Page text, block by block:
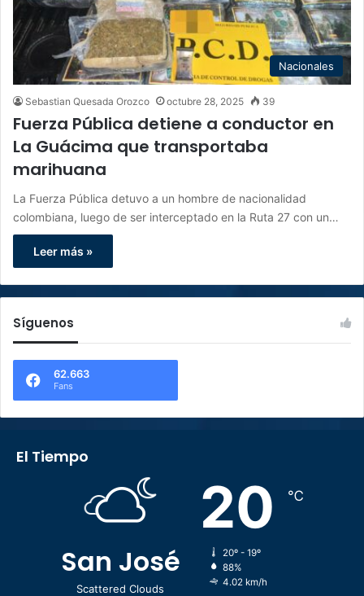
Nacionales
Sebastian Quesada Orozco octubre 28, 2025 39
Fuerza Pública detiene a conductor en
La Guácima que transportaba
marihuana
La Fuerza Pública detuvo a un hombre de nacionalidad
colombiana, luego de ser interceptado en la Ruta 27 con un…
Leer más »
Síguenos
62.663
Fans
El Tiempo
San José
Scattered Clouds
20 ℃
20º - 19º
88%
4.02 km/h